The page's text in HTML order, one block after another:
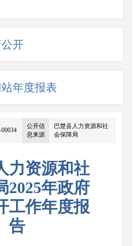
开
年度报表
00034
公开信
息来源
巴楚县人力资源和社
会保障局
力资源和社
2025年政府
工作年度报
告